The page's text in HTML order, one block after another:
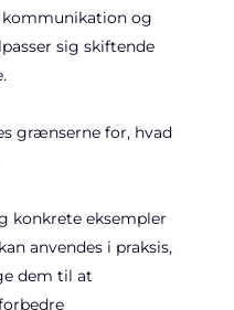
og
sig skiftende
grænserne for, hvad
konkrete eksempler
anvendes i praksis,
dem til at